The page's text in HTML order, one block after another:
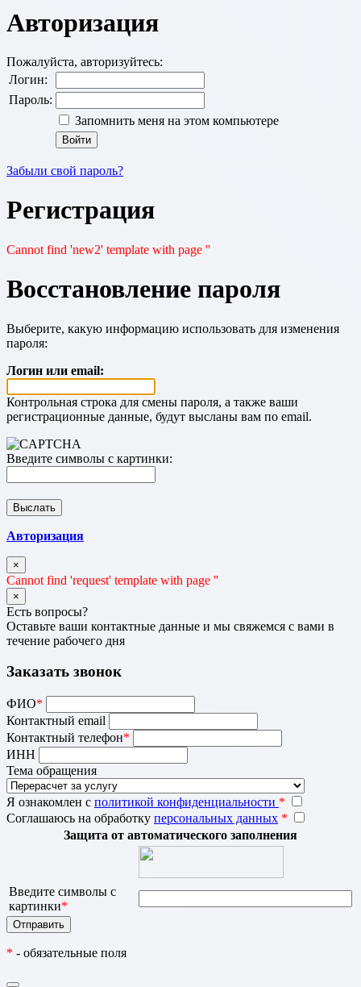
Авторизация
Пожалуйста, авторизуйтесь:
Логин:
Пароль:
Запомнить меня на этом компьютере
Забыли свой пароль?
Регистрация
Cannot find 'new2' template with page ''
Восстановление пароля
Выберите, какую информацию использовать для изменения
пароля:
Логин или email:
Контрольная строка для смены пароля, а также ваши
регистрационные данные, будут высланы вам по email.
Введите символы с картинки:
Авторизация
×
Cannot find 'request' template with page ''
×
Есть вопросы?
Оставьте ваши контактные данные и мы свяжемся с вами в
течение рабочего дня
Заказать звонок
ФИО*
Контактный email
Контактный телефон*
ИНН
Тема обращения
Я ознакомлен с политикой конфиденциальности *
Соглашаюсь на обработку персональных данных *
Защита от автоматического заполнения
Введите символы с
картинки*
* - обязательные поля